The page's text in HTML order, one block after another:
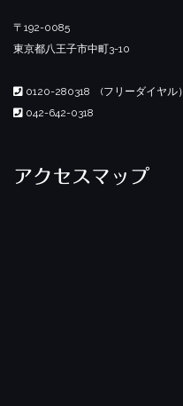
〒192-0085
東京都八王子市中町3-10
0120-280318 (フリーダイヤル）
042-642-0318
アクセスマップ